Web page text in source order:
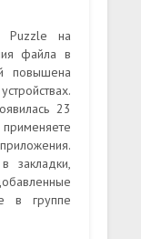
Puzzle на
файла в
повышена
23
закладки,
в группе